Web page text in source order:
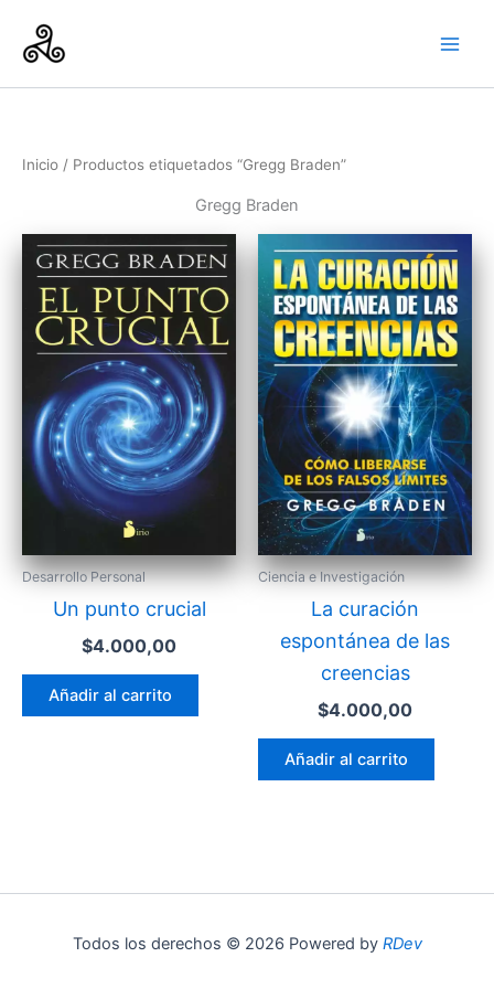
contenido
Inicio / Productos etiquetados “Gregg Braden”
Gregg Braden
Desarrollo Personal
Un punto crucial
$4.000,00
Añadir al carrito
Ciencia e Investigación
La curación
espontánea de las
creencias
$4.000,00
Añadir al carrito
Todos los derechos © 2026 Powered by RDev